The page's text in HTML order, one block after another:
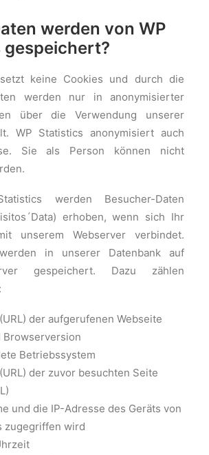
werden von WP
keine Cookies und durch die
werden nur in anonymisierter
über die Verwendung unserer
WP Statistics anonymisiert auch
Sie als Person können nicht
werden Besucher-Daten
erhoben, wenn sich Ihr
unserem Webserver verbindet.
in unserer Datenbank auf
gespeichert. Dazu zählen
der aufgerufenen Webseite
Browserversion
Betriebssystem
der zuvor besuchten Seite
und die IP-Adresse des Geräts von
zugegriffen wird